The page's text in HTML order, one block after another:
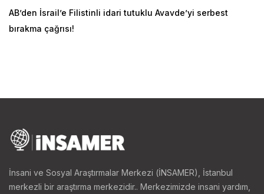
AB’den İsrail’e Filistinli idari tutuklu Avavde’yi serbest
bırakma çağrısı!
İnsani ve Sosyal Araştırmalar Merkezi (İNSAMER), İstanbul
merkezli bir araştırma merkezidir.. Merkezimizde insani yardım,